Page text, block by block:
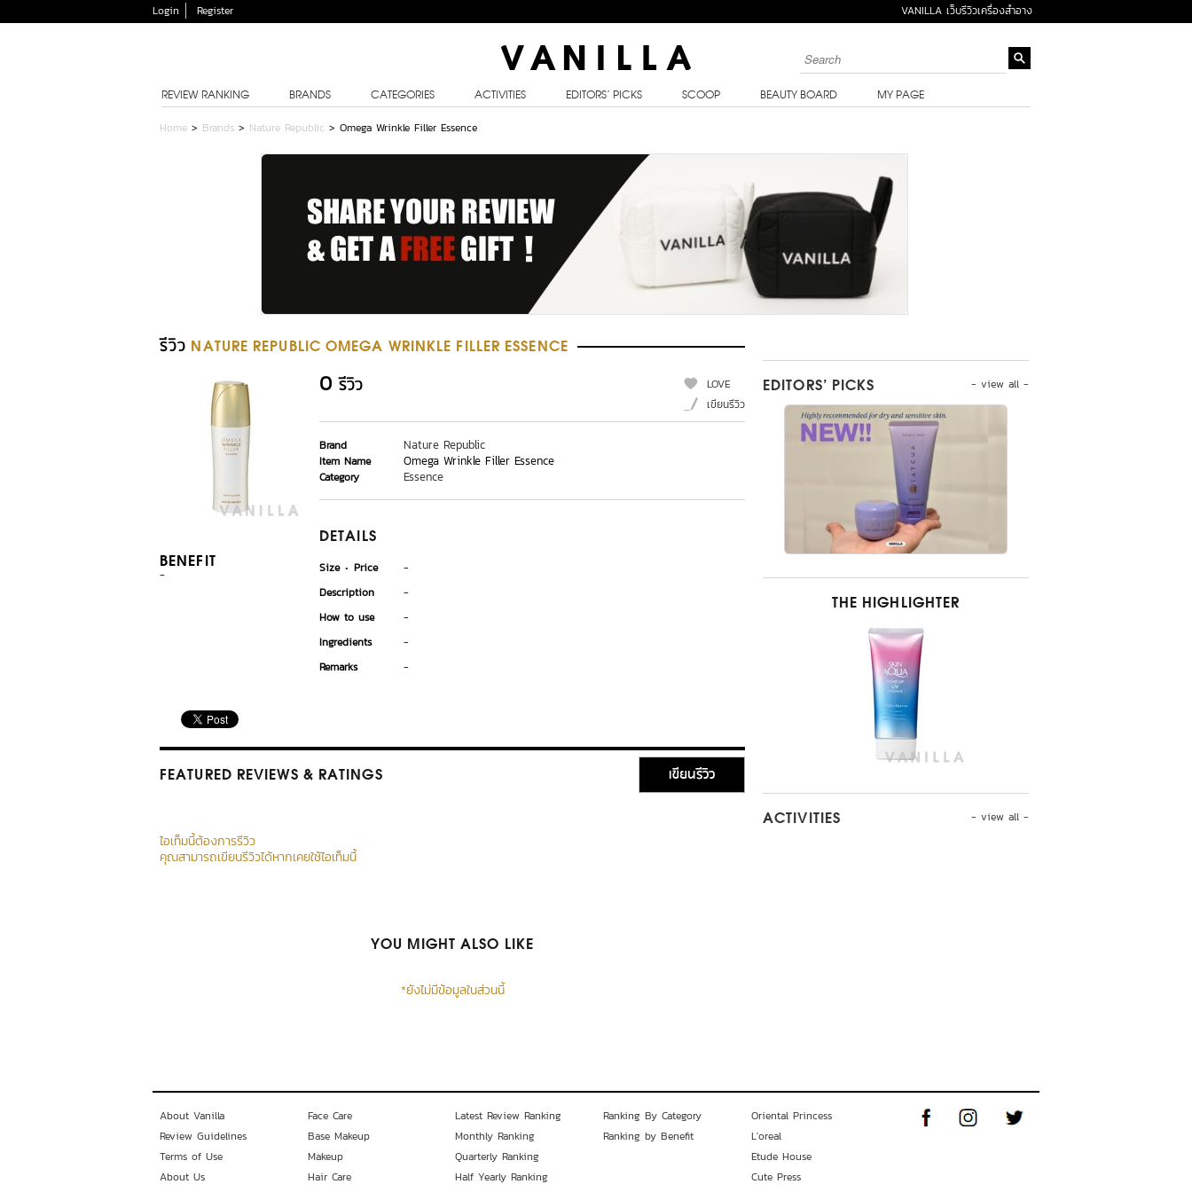
Login Register VANILLA เว็บรีวิวเครื่องสำอาง
REVIEW RANKING BRANDS CATEGORIES ACTIVITIES EDITORS’ PICKS SCOOP BEAUTY BOARD MY PAGE
Home > Brands > Nature Republic > Omega Wrinkle Filler Essence
รีวิว NATURE REPUBLIC OMEGA WRINKLE FILLER ESSENCE
BENEFIT
-
0 รีวิว
LOVE
เขียนรีวิว
Brand Nature Republic
Item Name Omega Wrinkle Filler Essence
Category Essence
DETAILS
Size Price
-
Description
-
How to use
-
Ingredients
-
Remarks
-
FEATURED REVIEWS & RATINGS เขียนรีวิว
ไอเท็มนี้ต้องการรีวิว
คุณสามารถเขียนรีวิวได้หากเคยใช้ไอเท็มนี้
YOU MIGHT ALSO LIKE
*ยังไม่มีข้อมูลในส่วนนี้
- view all -
EDITORS’ PICKS
THE HIGHLIGHTER
- view all -
ACTIVITIES
About Vanilla
Review Guidelines
Terms of Use
About Us
Face Care
Base Makeup
Makeup
Hair Care
Latest Review Ranking
Monthly Ranking
Quarterly Ranking
Half Yearly Ranking
Ranking By Category
Ranking by Benefit
Oriental Princess
L'oreal
Etude House
Cute Press